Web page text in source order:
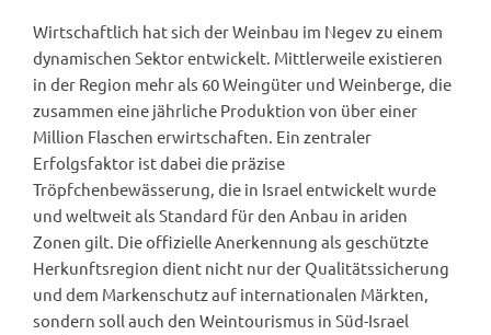
Wirtschaftlich hat sich der Weinbau im Negev zu einem
dynamischen Sektor entwickelt. Mittlerweile existieren
in der Region mehr als 60 Weingüter und Weinberge, die
zusammen eine jährliche Produktion von über einer
Million Flaschen erwirtschaften. Ein zentraler
Erfolgsfaktor ist dabei die präzise
Tröpfchenbewässerung, die in Israel entwickelt wurde
und weltweit als Standard für den Anbau in ariden
Zonen gilt. Die offizielle Anerkennung als geschützte
Herkunftsregion dient nicht nur der Qualitätssicherung
und dem Markenschutz auf internationalen Märkten,
sondern soll auch den Weintourismus in Süd-Israel